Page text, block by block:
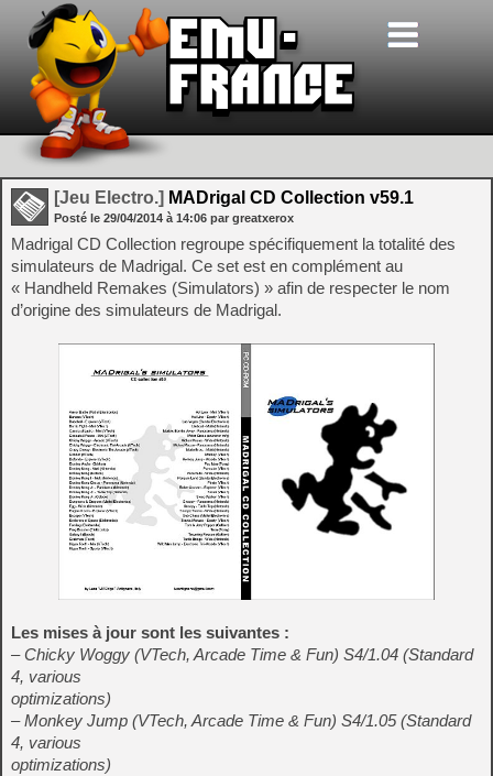
[Jeu Electro.] MADrigal CD Collection v59.1
Posté le 29/04/2014 à 14:06 par greatxerox
Madrigal CD Collection regroupe spécifiquement la totalité des
simulateurs de Madrigal. Ce set est en complément au
« Handheld Remakes (Simulators) » afin de respecter le nom
d’origine des simulateurs de Madrigal.
Les mises à jour sont les suivantes :
– Chicky Woggy (VTech, Arcade Time & Fun) S4/1.04 (Standard
4, various
optimizations)
– Monkey Jump (VTech, Arcade Time & Fun) S4/1.05 (Standard
4, various
optimizations)